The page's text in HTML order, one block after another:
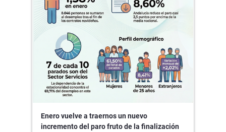
Enero vuelve a traernos un nuevo
incremento del paro fruto de la finalización